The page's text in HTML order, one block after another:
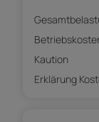
Kaution
Erklärung